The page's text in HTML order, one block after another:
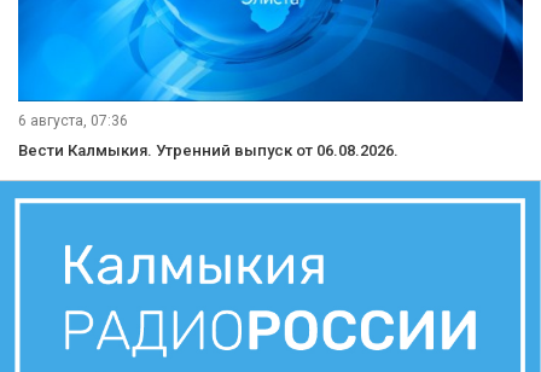
6 августа, 07:36
Вести Калмыкия. Утренний выпуск от 06.08.2026.